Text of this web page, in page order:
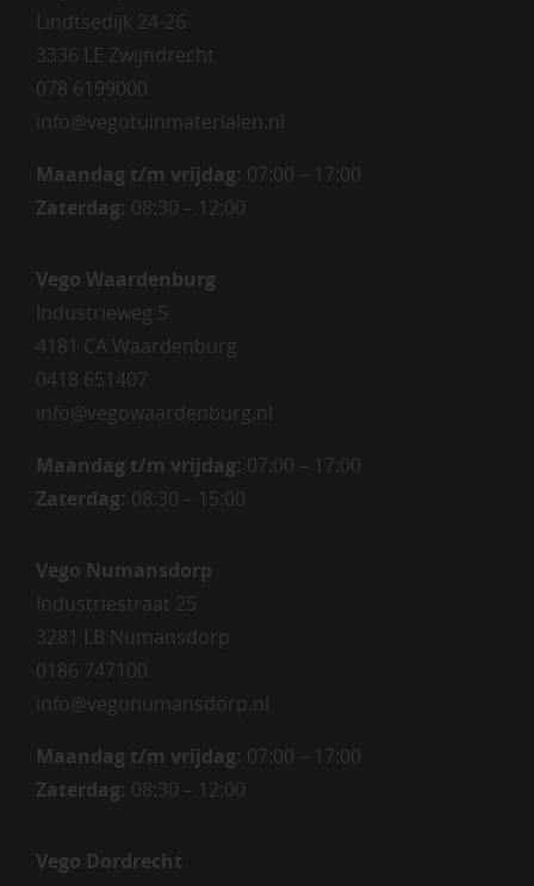
Lindtsedijk 24-26
3336 LE Zwijndrecht
078 6199000
info@vegotuinmaterialen.nl
Maandag t/m vrijdag: 07:00 – 17:00
Zaterdag: 08:30 – 12:00
Vego Waardenburg
Industrieweg 5
4181 CA Waardenburg
0418 651407
info@vegowaardenburg.nl
Maandag t/m vrijdag: 07:00 – 17:00
Zaterdag: 08:30 – 15:00
Vego Numansdorp
Industriestraat 25
3281 LB Numansdorp
0186 747100
info@vegonumansdorp.nl
Maandag t/m vrijdag: 07:00 – 17:00
Zaterdag: 08:30 – 12:00
Vego Dordrecht